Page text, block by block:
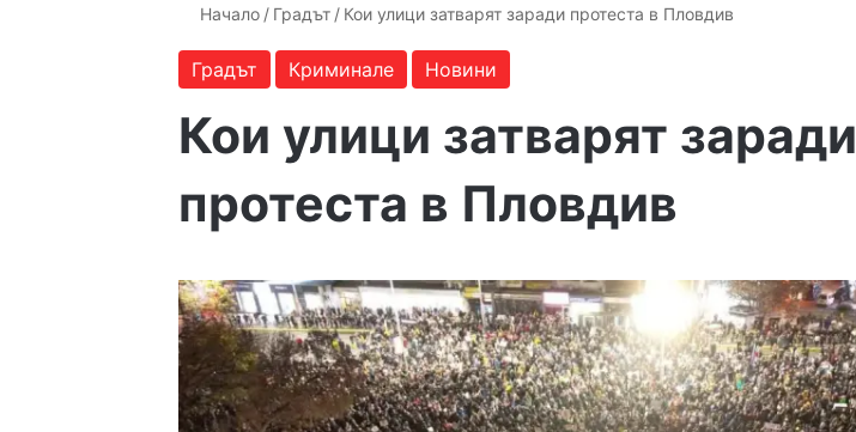
Начало / Градът / Кои улици затварят заради протеста в Пловдив
Градът Криминале Новини
Кои улици затварят заради
протеста в Пловдив